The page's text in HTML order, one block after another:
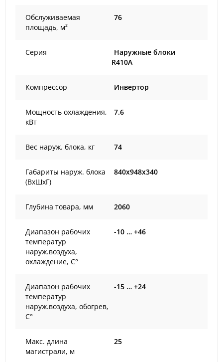
Обслуживаемая
площадь, м²
76
Серия
Наружные блоки
R410A
Компрессор Инвертор
Мощность охлаждения,
кВт
7.6
Вес наруж. блока, кг 74
Габариты наруж. блока
(ВxШxГ)
840x948x340
Глубина товара, мм 2060
Диапазон рабочих
температур
наруж.воздуха,
охлаждение, С°
-10 … +46
Диапазон рабочих
температур
наруж.воздуха, обогрев,
С°
-15 … +24
Макс. длина
магистрали, м
25